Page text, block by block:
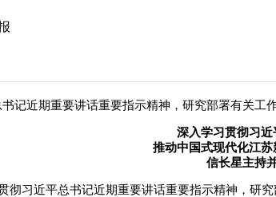
近期重要讲话重要指示精神，研究部署有关工
深入学习贯彻习近
推动中国式现代化江
信长星主持
习近平总书记近期重要讲话重要指示精神，研究